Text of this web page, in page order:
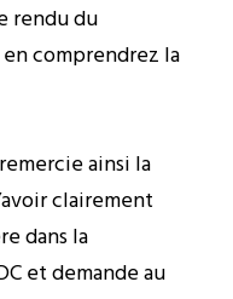
rendu du
comprendrez la
ainsi la
clairement
dans la
et demande au